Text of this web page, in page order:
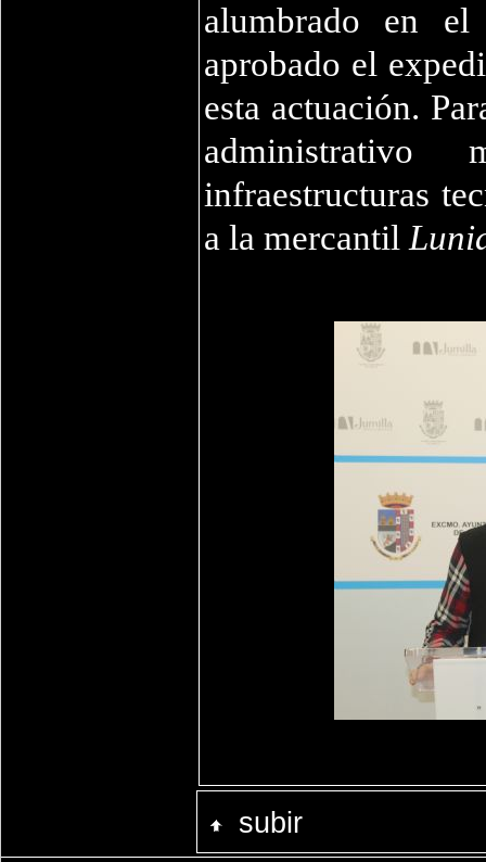
alumbrado en
aprobado el
esta actuación.
infraestructuras
a la mercantil
subir